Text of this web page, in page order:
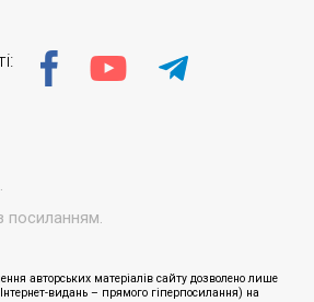
посиланням.
авторських матеріалів сайту дозволено лише
видань – прямого гіперпосилання) на